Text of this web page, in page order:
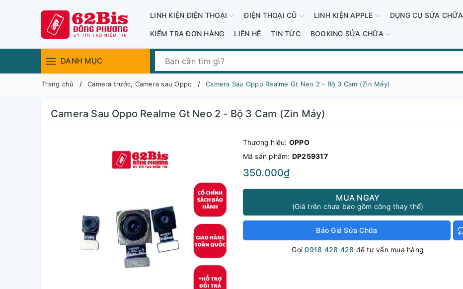
LINH KIỆN ĐIỆN THOẠI ĐIỆN THOẠI CŨ LINH KIỆN APPLE DỤNG CỤ SỬA CHỮA
KIỂM TRA ĐƠN HÀNG LIÊN HỆ TIN TỨC BOOKING SỬA CHỮA
DANH MỤC
Trang chủ Camera trước, Camera sau Oppo Camera Sau Oppo Realme Gt Neo 2 - Bộ 3 Cam (Zin Máy)
Camera Sau Oppo Realme Gt Neo 2 - Bộ 3 Cam (Zin Máy)
Thương hiệu: OPPO
Mã sản phẩm: DP259317
350.000₫
MUA NGAY
(Giá trên chưa bao gồm công thay thế)
Báo Giá Sửa Chữa
Gọi0918 428 428 để tư vấn mua hàng